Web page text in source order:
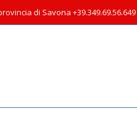
di Savona +39.349.69.56.649